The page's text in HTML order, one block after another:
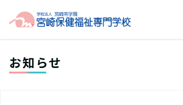
お知らせ